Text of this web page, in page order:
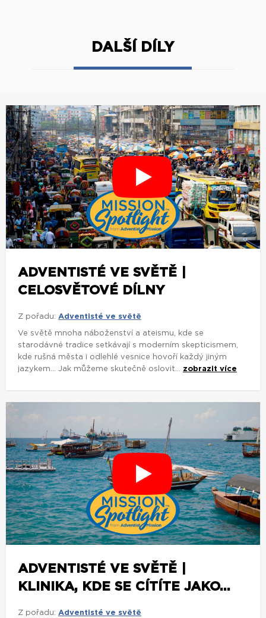
DALŠÍ DÍLY
ADVENTISTÉ VE SVĚTĚ |
CELOSVĚTOVÉ DÍLNY
Z pořadu: Adventisté ve světě
Ve světě mnoha náboženství a ateismu, kde se
starodávné tradice setkávají s moderním skepticismem,
kde rušná města i odlehlé vesnice hovoří každý jiným
jazykem... Jak můžeme skutečně oslovit... zobrazit více
ADVENTISTÉ VE SVĚTĚ |
KLINIKA, KDE SE CÍTÍTE JAKO...
Z pořadu: Adventisté ve světě